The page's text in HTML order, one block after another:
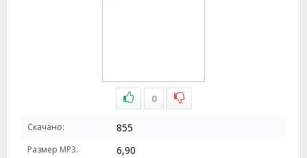
0
Скачано: 855
Размер MP3: 6,90